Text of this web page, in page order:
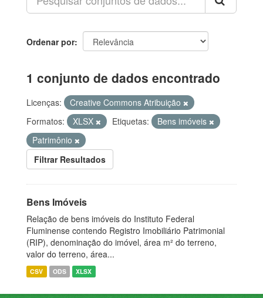
Ordenar por
1 conjunto de dados encontrado
Licenças:
Creative Commons Atribuição
Formatos:
XLSX Etiquetas:
Bens imóveis
Patrimônio
Filtrar Resultados
Bens Imóveis
Relação de bens imóveis do Instituto Federal
Fluminense contendo Registro Imobiliário Patrimonial
(RIP), denominação do imóvel, área m² do terreno,
valor do terreno, área...
CSV ODS XLSX